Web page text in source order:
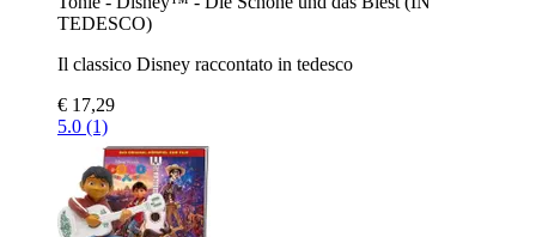
TEDESCO)
Il classico Disney raccontato in tedesco
€ 17,29
5.0 (1)